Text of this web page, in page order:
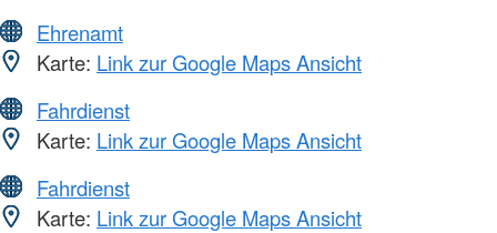
Ehrenamt
Karte: Link zur Google Maps Ansicht
Fahrdienst
Karte: Link zur Google Maps Ansicht
Fahrdienst
Karte: Link zur Google Maps Ansicht